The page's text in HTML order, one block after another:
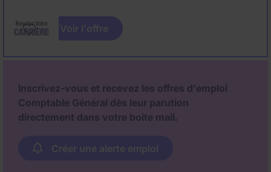
organisé, rigoureux, et savez-vous adapter
rapidement à un nouvel environnement ? Alors
que Accounting Manager en CDI.
Voir l'offre
Inscrivez-vous et recevez les offres d'emploi
Comptable Général dès leur parution
directement dans votre boite mail.
Créer une alerte emploi